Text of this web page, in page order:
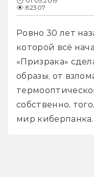
82307
Ровно 30 лет
которой всё
«Призрака»
образы, от
собственно,
мир киберпанка.